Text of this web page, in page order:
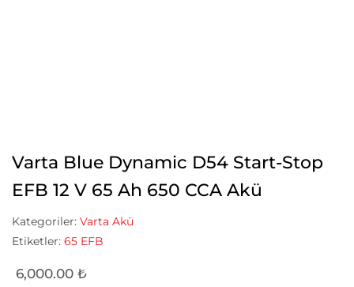
Varta Blue Dynamic D54 Start-Stop
EFB 12 V 65 Ah 650 CCA Akü
Kategoriler: Varta Akü
Etiketler: 65 EFB
6,000.00 ₺